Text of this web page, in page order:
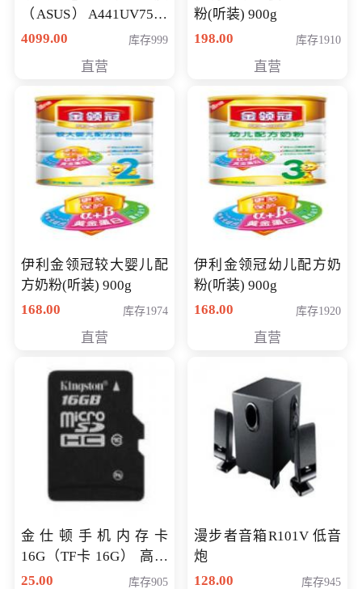
（ASUS）A441UV7500
顽石（7代i7-7500U 4G
4099.00 库存999
直营
粉(听装) 900g
198.00
库存1910
直营
伊利金领冠较大婴儿配
方奶粉(听装) 900g
168.00
库存1974
直营
伊利金领冠幼儿配方奶
粉(听装) 900g
168.00
库存1920
直营
金仕顿手机内存卡
16G（TF卡 16G） 高速
卡 CLASS 10
25.00 库存905
漫步者音箱R101V 低音
炮
128.00
库存945